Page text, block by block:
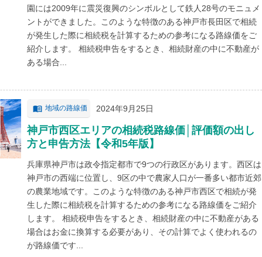
園には2009年に震災復興のシンボルとして鉄人28号のモニュメ
ントができました。このような特徴のある神戸市長田区で相続
が発生した際に相続税を計算するための参考になる路線価をご
紹介します。 相続税申告をするとき、相続財産の中に不動産が
ある場合...
地域の路線価 2024年9月25日
神戸市西区エリアの相続税路線価│評価額の出し
方と申告方法【令和5年版】
兵庫県神戸市は政令指定都市で9つの行政区があります。西区は
神戸市の西端に位置し、9区の中で農家人口が一番多い都市近郊
の農業地域です。このような特徴のある神戸市西区で相続が発
生した際に相続税を計算するための参考になる路線価をご紹介
します。 相続税申告をするとき、相続財産の中に不動産がある
場合はお金に換算する必要があり、その計算でよく使われるの
が路線価です...